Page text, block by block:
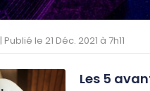
| Publié le 21 Déc. 2021 à 7h11
Les 5